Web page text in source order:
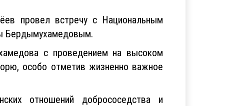
провел встречу с Национальным
Бердымухамедовым.
с проведением на высоком
особо отметив жизненно важное
отношений добрососедства и